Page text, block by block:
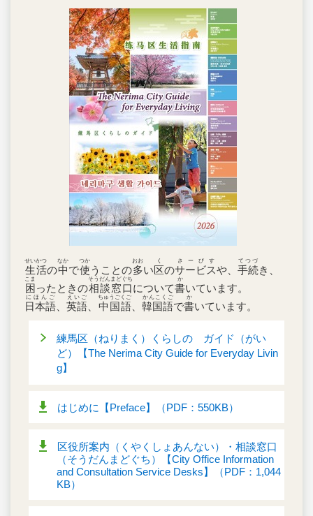
生活
せいかつ
の中
なか
で使
つか
うことの多
おお
い区
く
のサービス
さーびす
や、 手続
てつづ
き、
困
こま
ったときの相談窓口
そうだんまどぐち
について書
か
いています。
日本語
にほんご
英語
えいご
中国語
ちゅうごくご
韓国語
かんこくご
で書
か
いています。
練馬区（ねりまく）くらしの ガイド（がい
ど）【The Nerima City Guide for Everyday Livin
g】
はじめに【Preface】（PDF：550KB）
区役所案内（くやくしょあんない）・相談窓口
（そうだんまどぐち）【City Office Information
and Consultation Service Desks】（PDF：1,044
KB）